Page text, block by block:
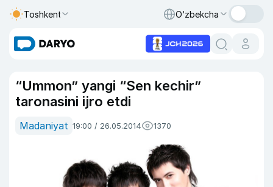
Toshkent O‘zbekcha
“Ummon” yangi “Sen kechir”
taronasini ijro etdi
Madaniyat 19:00 / 26.05.2014 1370